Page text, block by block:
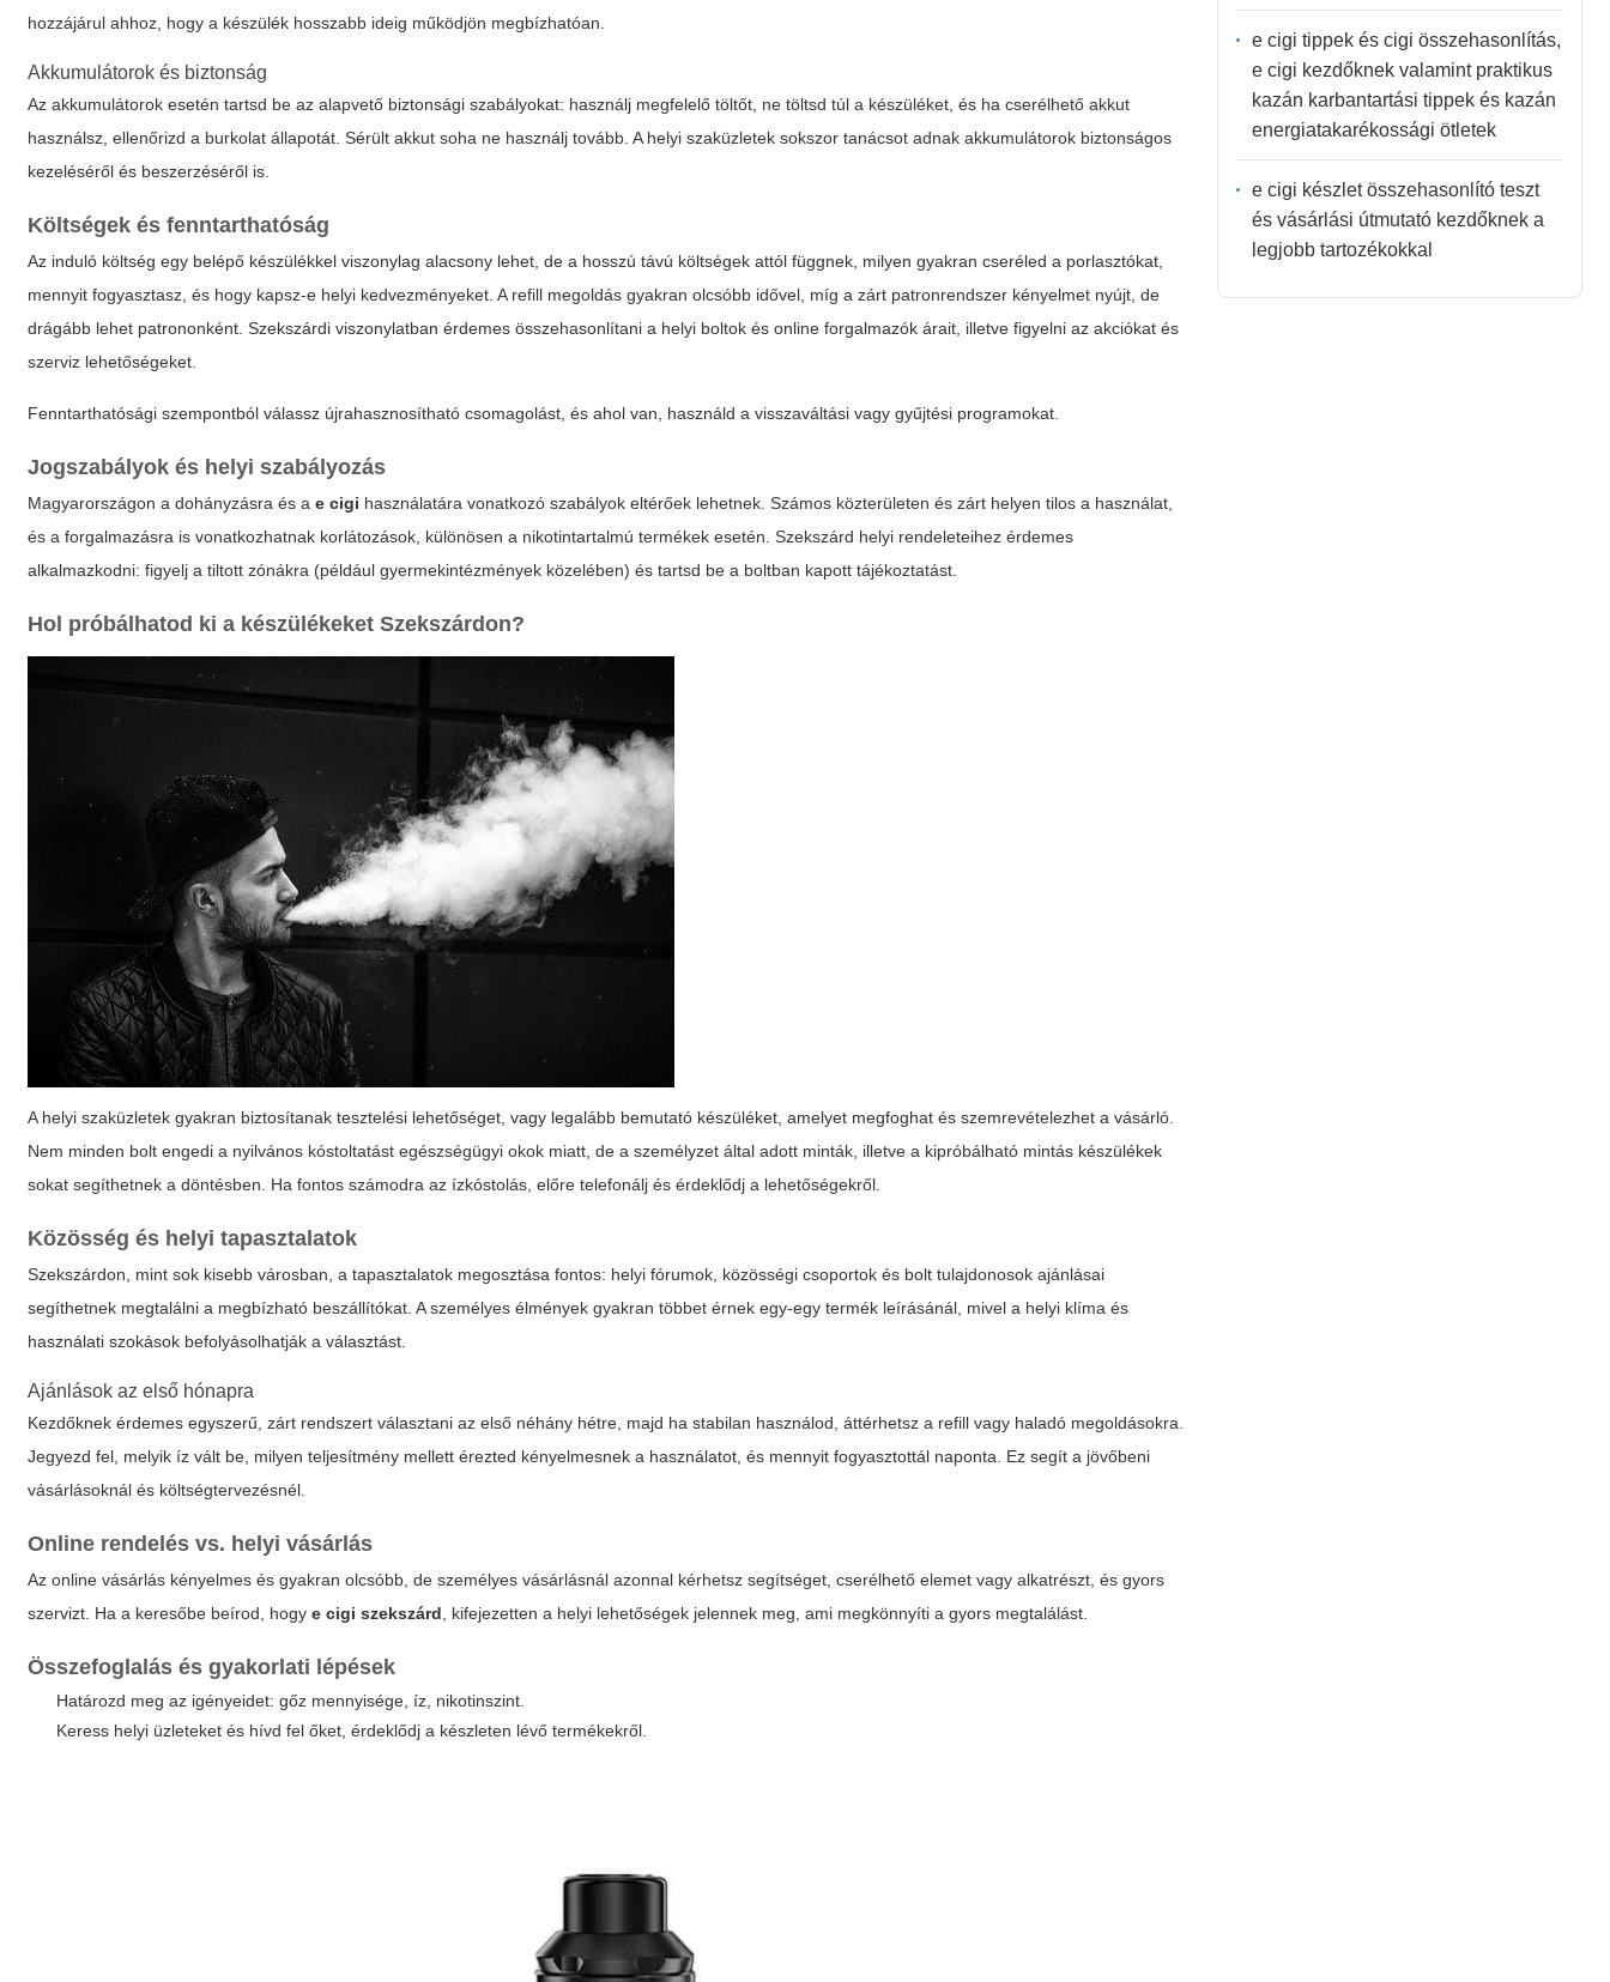
hozzájárul ahhoz, hogy a készülék hosszabb ideig működjön megbízhatóan.
Akkumulátorok és biztonság
Az akkumulátorok esetén tartsd be az alapvető biztonsági szabályokat: használj megfelelő töltőt, ne töltsd túl a készüléket, és ha cserélhető akkut
használsz, ellenőrizd a burkolat állapotát. Sérült akkut soha ne használj tovább. A helyi szaküzletek sokszor tanácsot adnak akkumulátorok biztonságos
kezeléséről és beszerzéséről is.
Költségek és fenntarthatóság
Az induló költség egy belépő készülékkel viszonylag alacsony lehet, de a hosszú távú költségek attól függnek, milyen gyakran cseréled a porlasztókat,
mennyit fogyasztasz, és hogy kapsz-e helyi kedvezményeket. A refill megoldás gyakran olcsóbb idővel, míg a zárt patronrendszer kényelmet nyújt, de
drágább lehet patrononként. Szekszárdi viszonylatban érdemes összehasonlítani a helyi boltok és online forgalmazók árait, illetve figyelni az akciókat és
szerviz lehetőségeket.
Fenntarthatósági szempontból válassz újrahasznosítható csomagolást, és ahol van, használd a visszaváltási vagy gyűjtési programokat.
Jogszabályok és helyi szabályozás
Magyarországon a dohányzásra és ae cigi használatára vonatkozó szabályok eltérőek lehetnek. Számos közterületen és zárt helyen tilos a használat,
és a forgalmazásra is vonatkozhatnak korlátozások, különösen a nikotintartalmú termékek esetén. Szekszárd helyi rendeleteihez érdemes
alkalmazkodni: figyelj a tiltott zónákra (például gyermekintézmények közelében) és tartsd be a boltban kapott tájékoztatást.
Hol próbálhatod ki a készülékeket Szekszárdon?
A helyi szaküzletek gyakran biztosítanak tesztelési lehetőséget, vagy legalább bemutató készüléket, amelyet megfoghat és szemrevételezhet a vásárló.
Nem minden bolt engedi a nyilvános kóstoltatást egészségügyi okok miatt, de a személyzet által adott minták, illetve a kipróbálható mintás készülékek
sokat segíthetnek a döntésben. Ha fontos számodra az ízkóstolás, előre telefonálj és érdeklődj a lehetőségekről.
Közösség és helyi tapasztalatok
Szekszárdon, mint sok kisebb városban, a tapasztalatok megosztása fontos: helyi fórumok, közösségi csoportok és bolt tulajdonosok ajánlásai
segíthetnek megtalálni a megbízható beszállítókat. A személyes élmények gyakran többet érnek egy-egy termék leírásánál, mivel a helyi klíma és
használati szokások befolyásolhatják a választást.
Ajánlások az első hónapra
Kezdőknek érdemes egyszerű, zárt rendszert választani az első néhány hétre, majd ha stabilan használod, áttérhetsz a refill vagy haladó megoldásokra.
Jegyezd fel, melyik íz vált be, milyen teljesítmény mellett érezted kényelmesnek a használatot, és mennyit fogyasztottál naponta. Ez segít a jövőbeni
vásárlásoknál és költségtervezésnél.
Online rendelés vs. helyi vásárlás
Az online vásárlás kényelmes és gyakran olcsóbb, de személyes vásárlásnál azonnal kérhetsz segítséget, cserélhető elemet vagy alkatrészt, és gyors
szervizt. Ha a keresőbe beírod, hogye cigi szekszárd , kifejezetten a helyi lehetőségek jelennek meg, ami megkönnyíti a gyors megtalálást.
Összefoglalás és gyakorlati lépések
Határozd meg az igényeidet: gőz mennyisége, íz, nikotinszint.
Keress helyi üzleteket és hívd fel őket, érdeklődj a készleten lévő termékekről.
e cigi tippek és cigi összehasonlítás,
e cigi kezdőknek valamint praktikus
kazán karbantartási tippek és kazán
energiatakarékossági ötletek
e cigi készlet összehasonlító teszt
és vásárlási útmutató kezdőknek a
legjobb tartozékokkal